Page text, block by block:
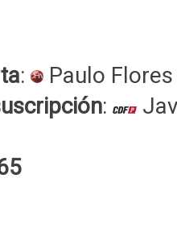
:
Paulo Flores
: